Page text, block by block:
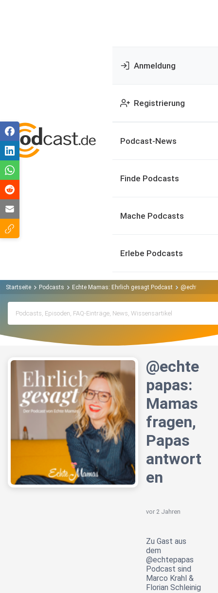
Anmeldung
Registrierung
Podcast-News
Finde Podcasts
Mache Podcasts
Erlebe Podcasts
Startseite Podcasts Echte Mamas: Ehrlich gesagt Podcast
@echte
papas:
Mamas
fragen,
Papas
antwort
en
vor 2 Jahren
Zu Gast aus
dem
@echtepapas
Podcast sind
Marco Krahl &
Florian Schleinig